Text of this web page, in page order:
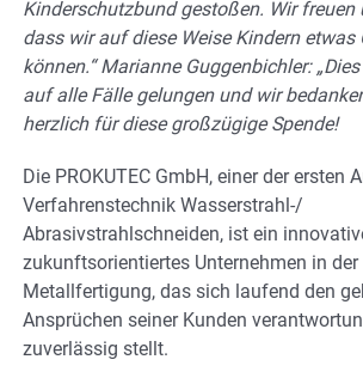
Kinderschutzbund gestoßen. Wir freuen
dass wir auf diese Weise Kindern etwas
können.“ Marianne Guggenbichler:
auf alle Fälle gelungen und wir
herzlich für diese großzügige Spende!
Die PROKUTEC GmbH, einer der ersten
Verfahrenstechnik Wasserstrahl-/
Abrasivstrahlschneiden, ist ein
zukunftsorientiertes Unternehmen in der
Metallfertigung, das sich laufend den
Ansprüchen seiner Kunden
zuverlässig stellt.